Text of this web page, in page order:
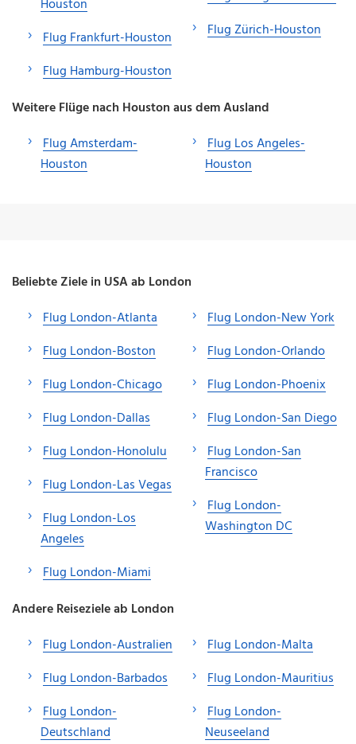
Houston
Flug Frankfurt-Houston
Flug Hamburg-Houston
Flug Zürich-Houston
Weitere Flüge nach Houston aus dem Ausland
Flug Amsterdam-
Houston
Flug Los Angeles-
Houston
Beliebte Ziele in USA ab London
Flug London-Atlanta
Flug London-Boston
Flug London-Chicago
Flug London-Dallas
Flug London-Honolulu
Flug London-Las Vegas
Flug London-Los
Angeles
Flug London-Miami
Flug London-New York
Flug London-Orlando
Flug London-Phoenix
Flug London-San Diego
Flug London-San
Francisco
Flug London-
Washington DC
Andere Reiseziele ab London
Flug London-Australien
Flug London-Barbados
Flug London-
Deutschland
Flug London-Malta
Flug London-Mauritius
Flug London-
Neuseeland